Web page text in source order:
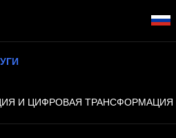
И ЦИФРОВАЯ ТРАНСФОРМАЦИЯ